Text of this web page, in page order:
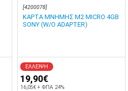
[4200078]
ΚΑΡΤΑ ΜΝΗΜΗΣ M2 MICRO 4GB
SONY (W/O ADAPTER)
ΕΛΛΕΙΨΗ
19,90€
16,05€ + ΦΠΑ 24%